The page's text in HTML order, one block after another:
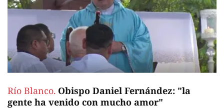
Río Blanco. Obispo Daniel Fernández: "la
gente ha venido con mucho amor"